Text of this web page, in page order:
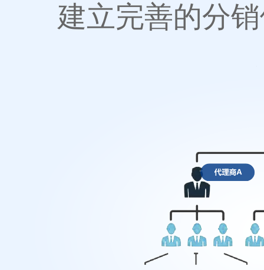
建立完善的分